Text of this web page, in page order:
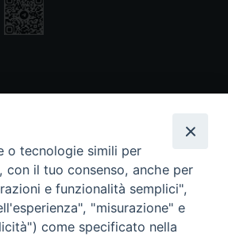
25, Roma
o tecnologie simili per
con il tuo consenso, anche per
e funzionalità semplici",
"misurazione" e
come specificato nella